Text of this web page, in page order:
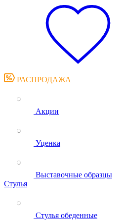
РАСПРОДАЖА
Акции
Уценка
Выставочные образцы
Стулья
Стулья обеденные